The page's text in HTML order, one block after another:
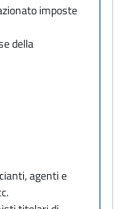
imposte
della
agenti e